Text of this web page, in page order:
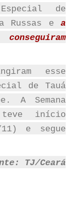
de
Russas e a
esse
de Tauá
A Semana
teve início
e segue
TJ/Ceará